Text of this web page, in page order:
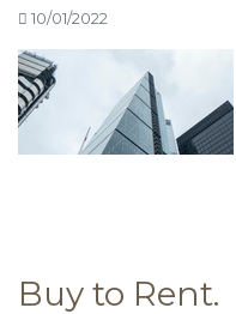
10/01/2022
Buy to Rent.